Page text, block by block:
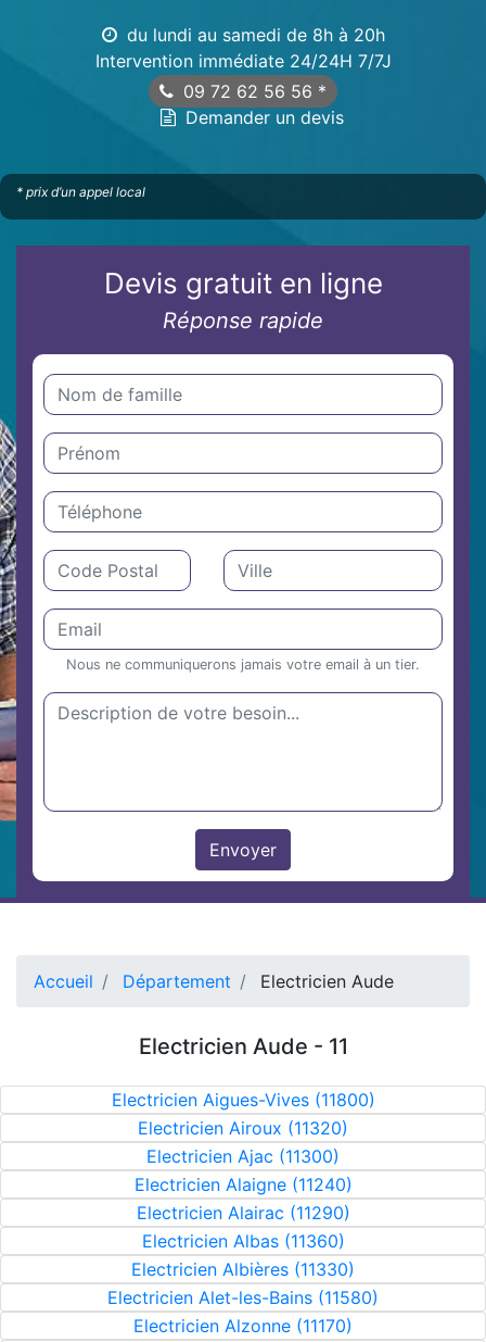
du lundi au samedi de 8h à 20h
Intervention immédiate 24/24H 7/7J
09 72 62 56 56 *
Demander un devis
* prix d’un appel local
Devis gratuit en ligne
Réponse rapide
Nous ne communiquerons jamais votre email à un tier.
Accueil Département Electricien Aude
Electricien Aude - 11
Electricien Aigues-Vives (11800)
Electricien Airoux (11320)
Electricien Ajac (11300)
Electricien Alaigne (11240)
Electricien Alairac (11290)
Electricien Albas (11360)
Electricien Albières (11330)
Electricien Alet-les-Bains (11580)
Electricien Alzonne (11170)